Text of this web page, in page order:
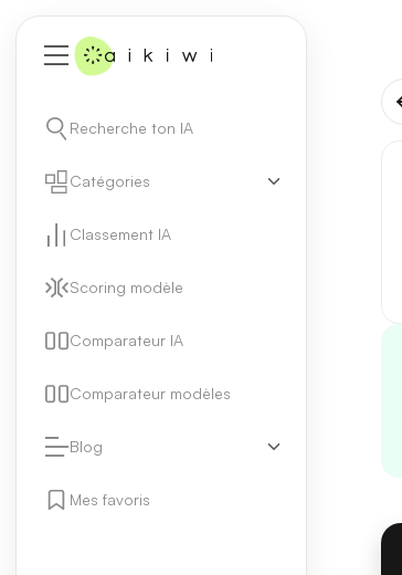
Recherche ton IA
Catégories
Classement IA
Scoring modèle
Comparateur IA
Comparateur modèles
Blog
Mes favoris